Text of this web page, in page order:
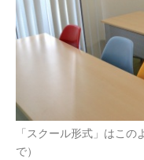
「スクール形式」はこ
で）